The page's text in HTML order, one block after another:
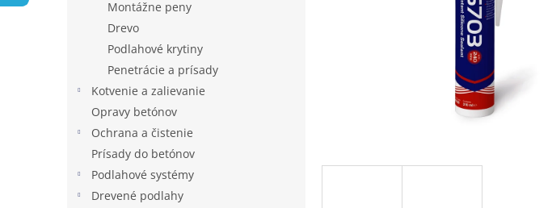
Montážne peny
Drevo
Podlahové krytiny
Penetrácie a prísady
Kotvenie a zalievanie
Opravy betónov
Ochrana a čistenie
Prísady do betónov
Podlahové systémy
Drevené podlahy